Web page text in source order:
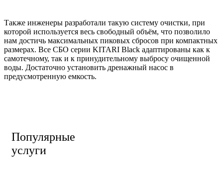
Также инженеры разработали такую систему очистки, при
которой используется весь свободный объём, что позволило
нам достичь максимальных пиковых сбросов при компактных
размерах. Все СБО серии KITARI Black адаптированы как к
самотечному, так и к принудительному выбросу очищенной
воды. Достаточно установить дренажный насос в
предусмотренную емкость.
Популярные
услуги